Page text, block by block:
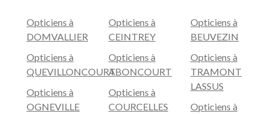
Opticiens à
DOMVALLIER
Opticiens à
QUEVILLONCOURT
Opticiens à
OGNEVILLE
Opticiens à
CEINTREY
Opticiens à
ABONCOURT
Opticiens à
COURCELLES
Opticiens à
BEUVEZIN
Opticiens à
TRAMONT
LASSUS
Opticiens à